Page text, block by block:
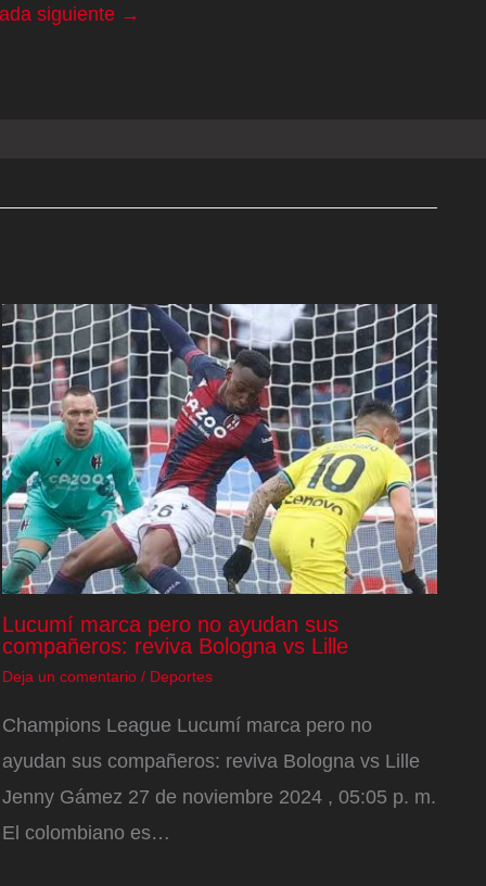
siguiente →
Lucumí marca pero no ayudan sus
compañeros: reviva Bologna vs Lille
Deja un comentario / Deportes
Champions League Lucumí marca pero no
ayudan sus compañeros: reviva Bologna vs Lille
Jenny Gámez 27 de noviembre 2024 , 05:05 p. m.
El colombiano es…